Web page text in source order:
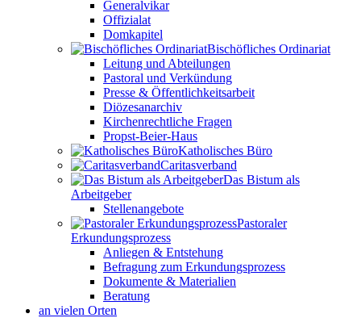
Generalvikar
Offizialat
Domkapitel
Bischöfliches Ordinariat
Leitung und Abteilungen
Pastoral und Verkündung
Presse & Öffentlichkeitsarbeit
Diözesanarchiv
Kirchenrechtliche Fragen
Propst-Beier-Haus
Katholisches Büro
Caritasverband
Das Bistum als
Arbeitgeber
Stellenangebote
Pastoraler
Erkundungsprozess
Anliegen & Entstehung
Befragung zum Erkundungsprozess
Dokumente & Materialien
Beratung
an vielen Orten